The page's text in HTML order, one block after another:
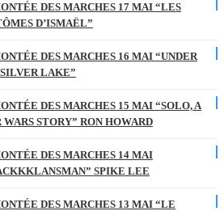
DES MARCHES 17 MAI “LES
D’ISMAËL”
DES MARCHES 16 MAI “UNDER
LAKE”
DES MARCHES 15 MAI “SOLO, A
WARS STORY” RON HOWARD
DES MARCHES 14 MAI
SPIKE LEE
DES MARCHES 13 MAI “LE